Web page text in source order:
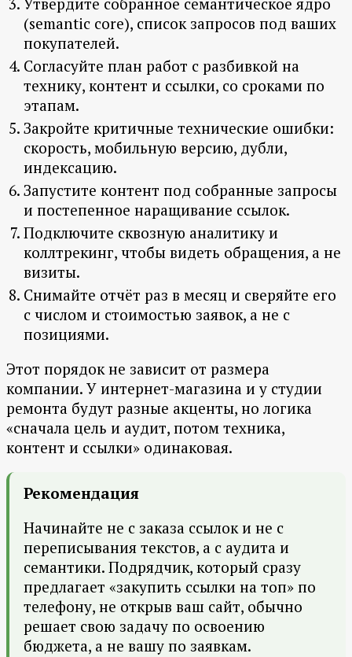
(semantic core), список запросов под ваших
покупателей.
Согласуйте план работ с разбивкой на
технику, контент и ссылки, со сроками по
этапам.
Закройте критичные технические ошибки:
скорость, мобильную версию, дубли,
индексацию.
Запустите контент под собранные запросы
и постепенное наращивание ссылок.
Подключите сквозную аналитику и
коллтрекинг, чтобы видеть обращения, а не
визиты.
Снимайте отчёт раз в месяц и сверяйте его
с числом и стоимостью заявок, а не с
позициями.
Этот порядок не зависит от размера
компании. У интернет-магазина и у студии
ремонта будут разные акценты, но логика
«сначала цель и аудит, потом техника,
контент и ссылки» одинаковая.
Рекомендация
Начинайте не с заказа ссылок и не с
переписывания текстов, а с аудита и
семантики. Подрядчик, который сразу
предлагает «закупить ссылки на топ» по
телефону, не открыв ваш сайт, обычно
решает свою задачу по освоению
бюджета, а не вашу по заявкам.